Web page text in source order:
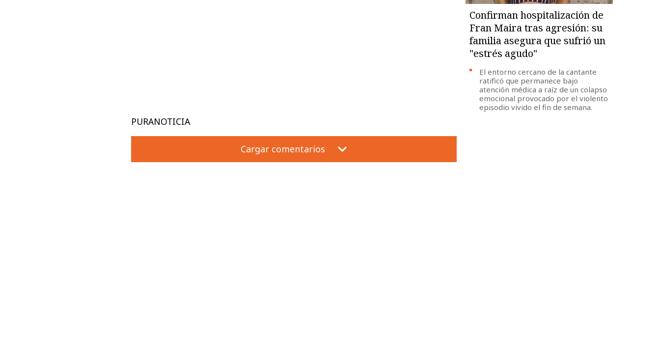
PURANOTICIA
Cargar comentarios
Confirman hospitalización de
Fran Maira tras agresión: su
familia asegura que sufrió un
"estrés agudo"
El entorno cercano de la cantante
ratificó que permanece bajo
atención médica a raíz de un colapso
emocional provocado por el violento
episodio vivido el fin de semana.